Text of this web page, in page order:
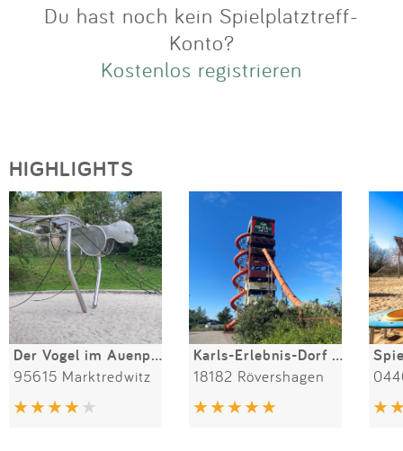
Du hast noch kein Spielplatztreff-
Konto?
Kostenlos registrieren
HIGHLIGHTS
Der Vogel im Auenpark
95615 Marktredwitz
Karls-Erlebnis-Dorf Rövershagen
18182 Rövershagen